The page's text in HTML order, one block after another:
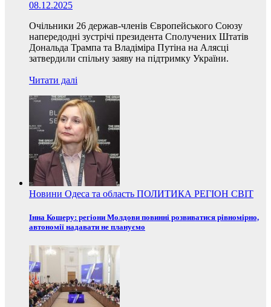
08.12.2025
Очільники 26 держав-членів Європейського Союзу
напередодні зустрічі президента Сполучених Штатів
Дональда Трампа та Владіміра Путіна на Алясці
затвердили спільну заяву на підтримку України.
Читати далі
Новини Одеса та область ПОЛИТИКА РЕГІОН СВІТ
Інна Кошеру: регіони Молдови повинні розвиватися рівномірно,
автономії надавати не плануємо